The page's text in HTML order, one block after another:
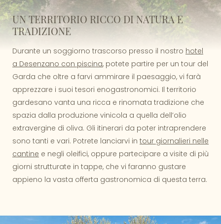
UN TERRITORIO RICCO DI NATURA E
TRADIZIONE
Durante un soggiorno trascorso presso il nostro hotel
a Desenzano con piscina, potete partire per un tour del
Garda che oltre a farvi ammirare il paesaggio, vi farà
apprezzare i suoi tesori enogastronomici. Il territorio
gardesano vanta una ricca e rinomata tradizione che
spazia dalla produzione vinicola a quella dell’olio
extravergine di oliva. Gli itinerari da poter intraprendere
sono tanti e vari. Potrete lanciarvi in tour giornalieri nelle
cantine e negli oleifici, oppure partecipare a visite di più
giorni strutturate in tappe, che vi faranno gustare
appieno la vasta offerta gastronomica di questa terra.